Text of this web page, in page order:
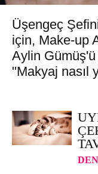
Üşengeç
için, Make-up
Aylin
"Makyaj nasıl